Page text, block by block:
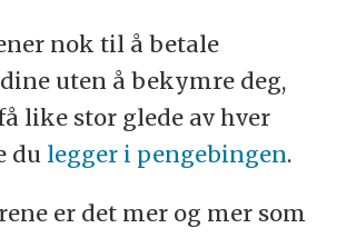
nok til å betale
uten å bekymre deg,
like stor glede av hver
du legger i pengebingen.
er det mer og mer som